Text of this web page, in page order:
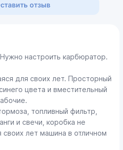
отзыв
настроить карбюратор.
для своих лет. Просторный
цвета и вместительный
топливный фильтр,
и свечи, коробка не
своих лет машина в отличном